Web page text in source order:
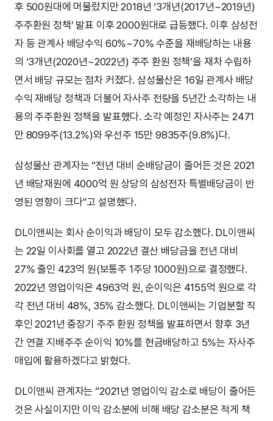
후 500원대에 머물렀지만 2018년 ‘3개년(2017년~2019년)
주주환원 정책’ 발표 이후 2000원대로 급등했다. 이후 삼성전
자 등 관계사 배당수익 60%~70% 수준을 재배당하는 내용
의 ‘3개년(2020년~2022년) 주주 환원 정책’을 재차 수립하
면서 배당 규모는 점차 커졌다. 삼성물산은 16일 관계사 배당
수익 재배당 정책과 더불어 자사주 전량을 5년간 소각하는 내
용의 주주환원 정책을 발표했다. 소각 예정인 자사주는 2471
만 8099주(13.2%)와 우선주 15만 9835주(9.8%)다.
삼성물산 관계자는 “전년 대비 순배당금이 줄어든 것은 2021
년 배당재원에 4000억 원 상당의 삼성전자 특별배당금이 반
영된 영향이 크다”고 설명했다.
DL이앤씨는 회사 순이익과 배당이 모두 감소했다. DL이앤씨
는 22일 이사회를 열고 2022년 결산 배당금을 전년 대비
27% 줄인 423억 원(보통주 1주당 1000원)으로 결정했다.
2022년 영업이익은 4963억 원, 순이익은 4155억 원으로 각
각 전년 대비 48%, 35% 감소했다. DL이앤씨는 기업분할 직
후인 2021년 중장기 주주 환원 정책을 발표하면서 향후 3년
간 연결 지배주주 순이익 10%를 현금배당하고 5%는 자사주
매입에 활용하겠다고 밝혔다.
DL이앤씨 관계자는 “2021년 영업이익 감소로 배당이 줄어든
것은 사실이지만 이익 감소분에 비해 배당 감소분은 적게 책